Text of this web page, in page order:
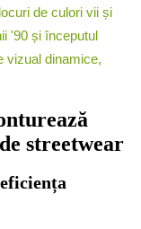
de culori vii și
'90 și începutul
vizual dinamice,
streetwear